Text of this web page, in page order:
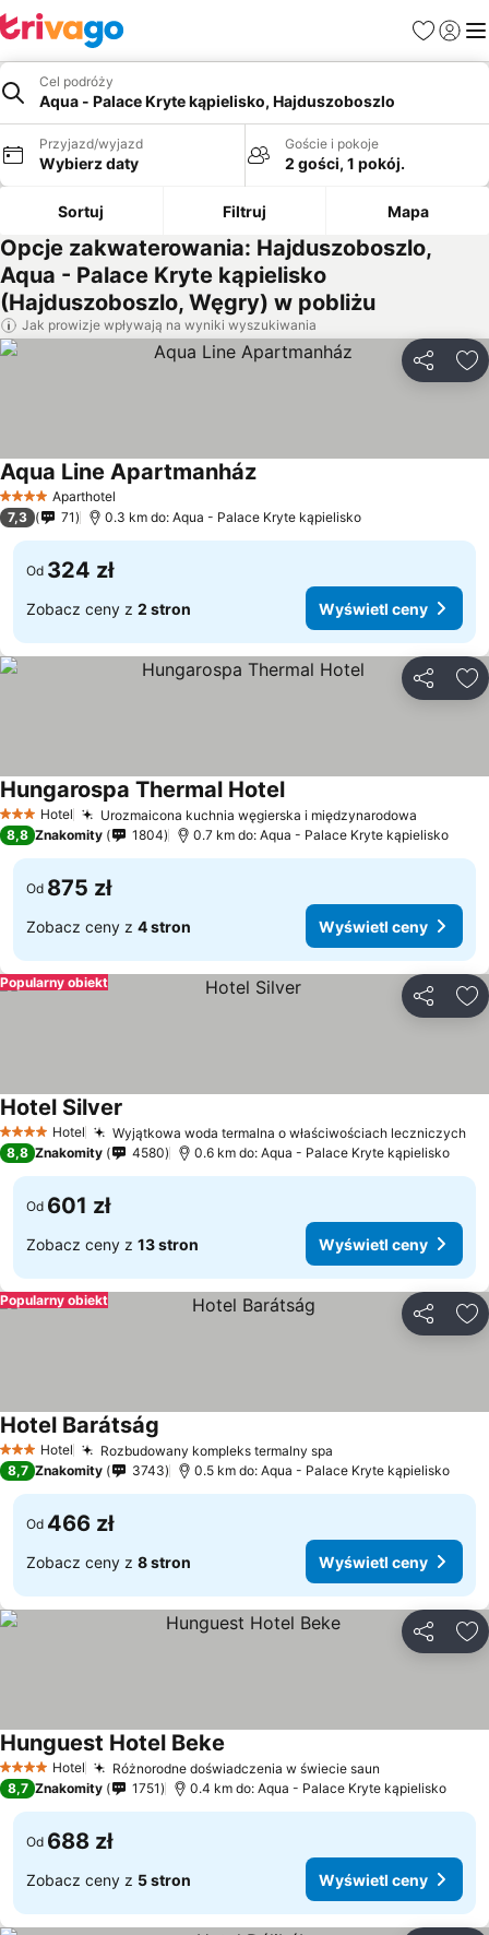
Ulubione
Cel podróży
Aqua - Palace Kryte kąpielisko, Hajduszoboszlo
Przyjazd/wyjazd
Wybierz daty
Goście i pokoje
2 gości, 1 pokój.
Sortuj Filtruj Mapa
Opcje zakwaterowania: Hajduszoboszlo,
Aqua - Palace Kryte kąpielisko
(Hajduszoboszlo, Węgry) w pobliżu
Jak prowizje wpływają na wyniki wyszukiwania
4 KategoriaAparthotel
Aqua Line Apartmanház
7,3 71 0.3 km do: Aqua - Palace Kryte kąpielisko
Od 324 zł
Zobacz ceny z 2 stron Wyświetl ceny
3 Kategoria
Hotel Urozmaicona kuchnia węgierska i międzynarodowa
Hungarospa Thermal Hotel
8,8 Znakomity 1804 0.7 km do: Aqua - Palace Kryte kąpielisko
Od 875 zł
Zobacz ceny z 4 stron Wyświetl ceny
Popularny obiekt
4 KategoriaHotel Wyjątkowa woda termalna o właściwościach leczniczych
Hotel Silver
8,8 Znakomity 4580 0.6 km do: Aqua - Palace Kryte kąpielisko
Od 601 zł
Zobacz ceny z 13 stron Wyświetl ceny
Popularny obiekt
3 Kategoria
Hotel Rozbudowany kompleks termalny spa
Hotel Barátság
8,7 Znakomity 3743 0.5 km do: Aqua - Palace Kryte kąpielisko
Od 466 zł
Zobacz ceny z 8 stron Wyświetl ceny
4 KategoriaHotel Różnorodne doświadczenia w świecie saun
Hunguest Hotel Beke
8,7 Znakomity 1751 0.4 km do: Aqua - Palace Kryte kąpielisko
Od 688 zł
Zobacz ceny z 5 stron Wyświetl ceny